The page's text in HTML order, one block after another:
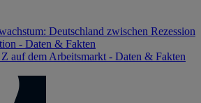
Deutschland zwischen Rezession
- Daten & Fakten
auf dem Arbeitsmarkt - Daten & Fakten